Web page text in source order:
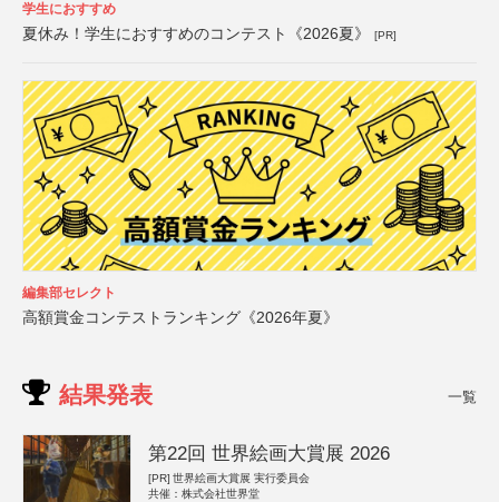
学生におすすめ
夏休み！学生におすすめのコンテスト《2026夏》 [PR]
編集部セレクト
高額賞金コンテストランキング《2026年夏》
結果発表 一覧
第22回 世界絵画大賞展 2026
[PR] 世界絵画大賞展 実行委員会
共催：株式会社世界堂